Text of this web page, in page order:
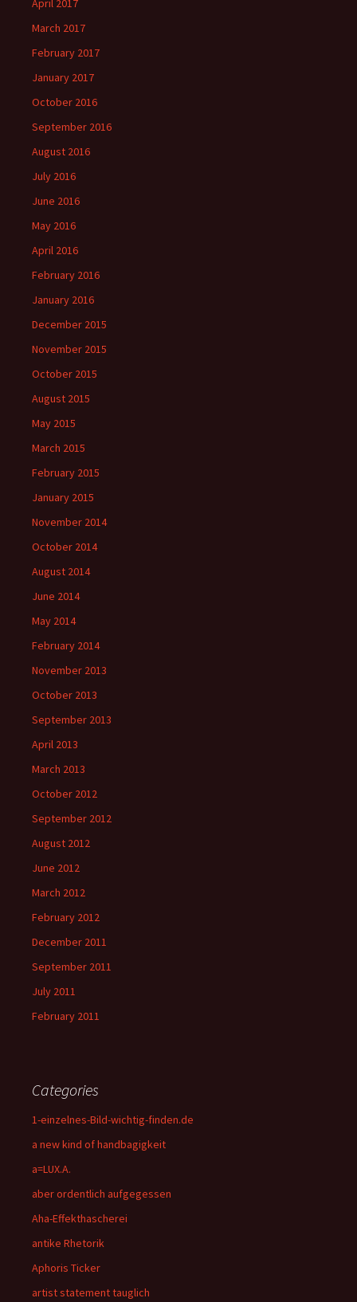
April 2017
March 2017
February 2017
January 2017
October 2016
September 2016
August 2016
July 2016
June 2016
May 2016
April 2016
February 2016
January 2016
December 2015
November 2015
October 2015
August 2015
May 2015
March 2015
February 2015
January 2015
November 2014
October 2014
August 2014
June 2014
May 2014
February 2014
November 2013
October 2013
September 2013
April 2013
March 2013
October 2012
September 2012
August 2012
June 2012
March 2012
February 2012
December 2011
September 2011
July 2011
February 2011
Categories
1-einzelnes-Bild-wichtig-finden.de
a new kind of handbagigkeit
a=LUX.A.
aber ordentlich aufgegessen
Aha-Effekthascherei
antike Rhetorik
Aphoris Ticker
artist statement tauglich